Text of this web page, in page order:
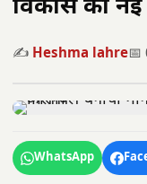
विकास को
✍️ Heshma lahre📅
WhatsApp